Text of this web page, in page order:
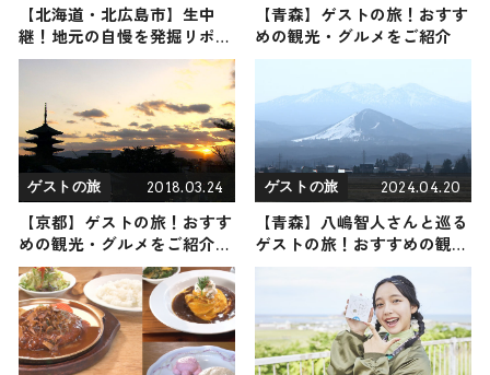
【北海道・北広島市】生中
継！地元の自慢を発掘リポー
ト 2026年3月21日放送
【青森】ゲストの旅！おすす
めの観光・グルメをご紹介
ゲストの旅 2018.03.24
【京都】ゲストの旅！おすす
めの観光・グルメをご紹介
2018/03/24放送
ゲストの旅 2024.04.20
【青森】八嶋智人さんと巡る
ゲストの旅！おすすめの観
光・グルメをご紹介 2024年4